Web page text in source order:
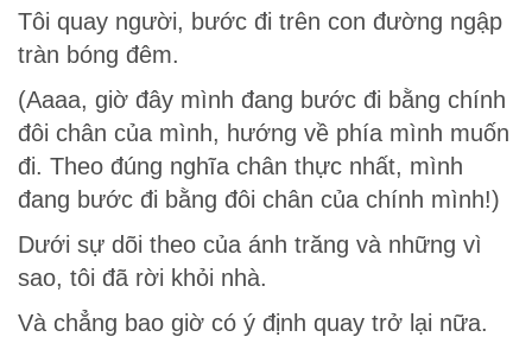
Tôi quay người, bước đi trên con đường ngập
tràn bóng đêm.
(Aaaa, giờ đây mình đang bước đi bằng chính
đôi chân của mình, hướng về phía mình muốn
đi. Theo đúng nghĩa chân thực nhất, mình
đang bước đi bằng đôi chân của chính mình!)
Dưới sự dõi theo của ánh trăng và những vì
sao, tôi đã rời khỏi nhà.
Và chẳng bao giờ có ý định quay trở lại nữa.